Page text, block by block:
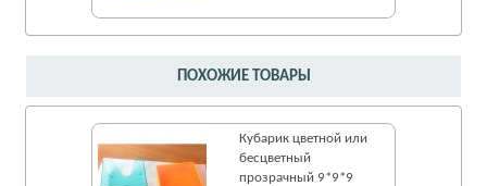
ПОХОЖИЕ ТОВАРЫ
Кубарик цветной или
бесцветный
прозрачный 9*9*9